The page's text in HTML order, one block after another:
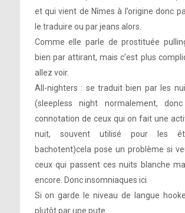
et qui vient de Nîmes à l’origine donc
le traduire ou par jeans alors.
Comme elle parle de prostituée
bien par attirant, mais c’est plus
allez voir.
All-nighters : se traduit bien par les
(sleepless night normalement,
connotation de ceux qui on fait une
nuit, souvent utilisé pour les
bachotent)cela pose un problème si
ceux qui passent ces nuits blanche
encore. Donc insomniaques ici.
Si on garde le niveau de langue
plutôt par une pute.